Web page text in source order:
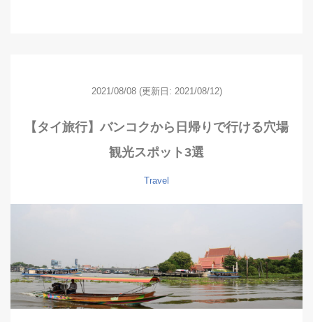
2021/08/08 (更新日: 2021/08/12)
【タイ旅行】バンコクから日帰りで行ける穴場
観光スポット3選
Travel